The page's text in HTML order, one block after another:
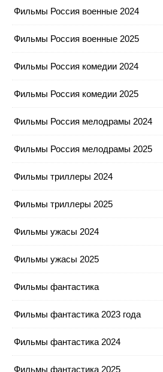
Фильмы Россия военные 2024
Фильмы Россия военные 2025
Фильмы Россия комедии 2024
Фильмы Россия комедии 2025
Фильмы Россия мелодрамы 2024
Фильмы Россия мелодрамы 2025
Фильмы триллеры 2024
Фильмы триллеры 2025
Фильмы ужасы 2024
Фильмы ужасы 2025
Фильмы фантастика
Фильмы фантастика 2023 года
Фильмы фантастика 2024
Фильмы фантастика 2025